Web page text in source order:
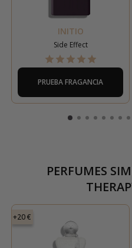
INITIO
Side Effect
PRUEBA FRAGANCIA
PERFUMES
+20 €